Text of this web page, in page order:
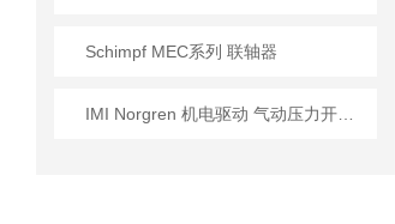
Schimpf MEC系列 联轴器